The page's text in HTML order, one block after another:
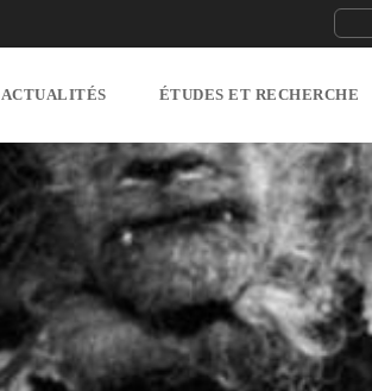
ACTUALITÉS ÉTUDES ET RECHERCHE